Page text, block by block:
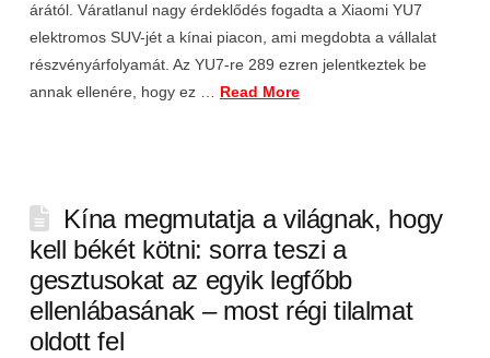
árától. Váratlanul nagy érdeklődés fogadta a Xiaomi YU7
elektromos SUV-jét a kínai piacon, ami megdobta a vállalat
részvényárfolyamát. Az YU7-re 289 ezren jelentkeztek be
annak ellenére, hogy ez … Read More
Kína megmutatja a világnak, hogy
kell békét kötni: sorra teszi a
gesztusokat az egyik legfőbb
ellenlábasának – most régi tilalmat
oldott fel